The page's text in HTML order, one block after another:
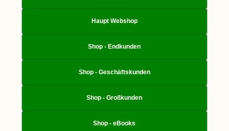
Haupt Webshop
Shop - Endkunden
Shop - Geschäftskunden
Shop - Großkunden
Shop - eBooks